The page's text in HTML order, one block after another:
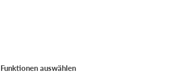
Funktionen auswählen